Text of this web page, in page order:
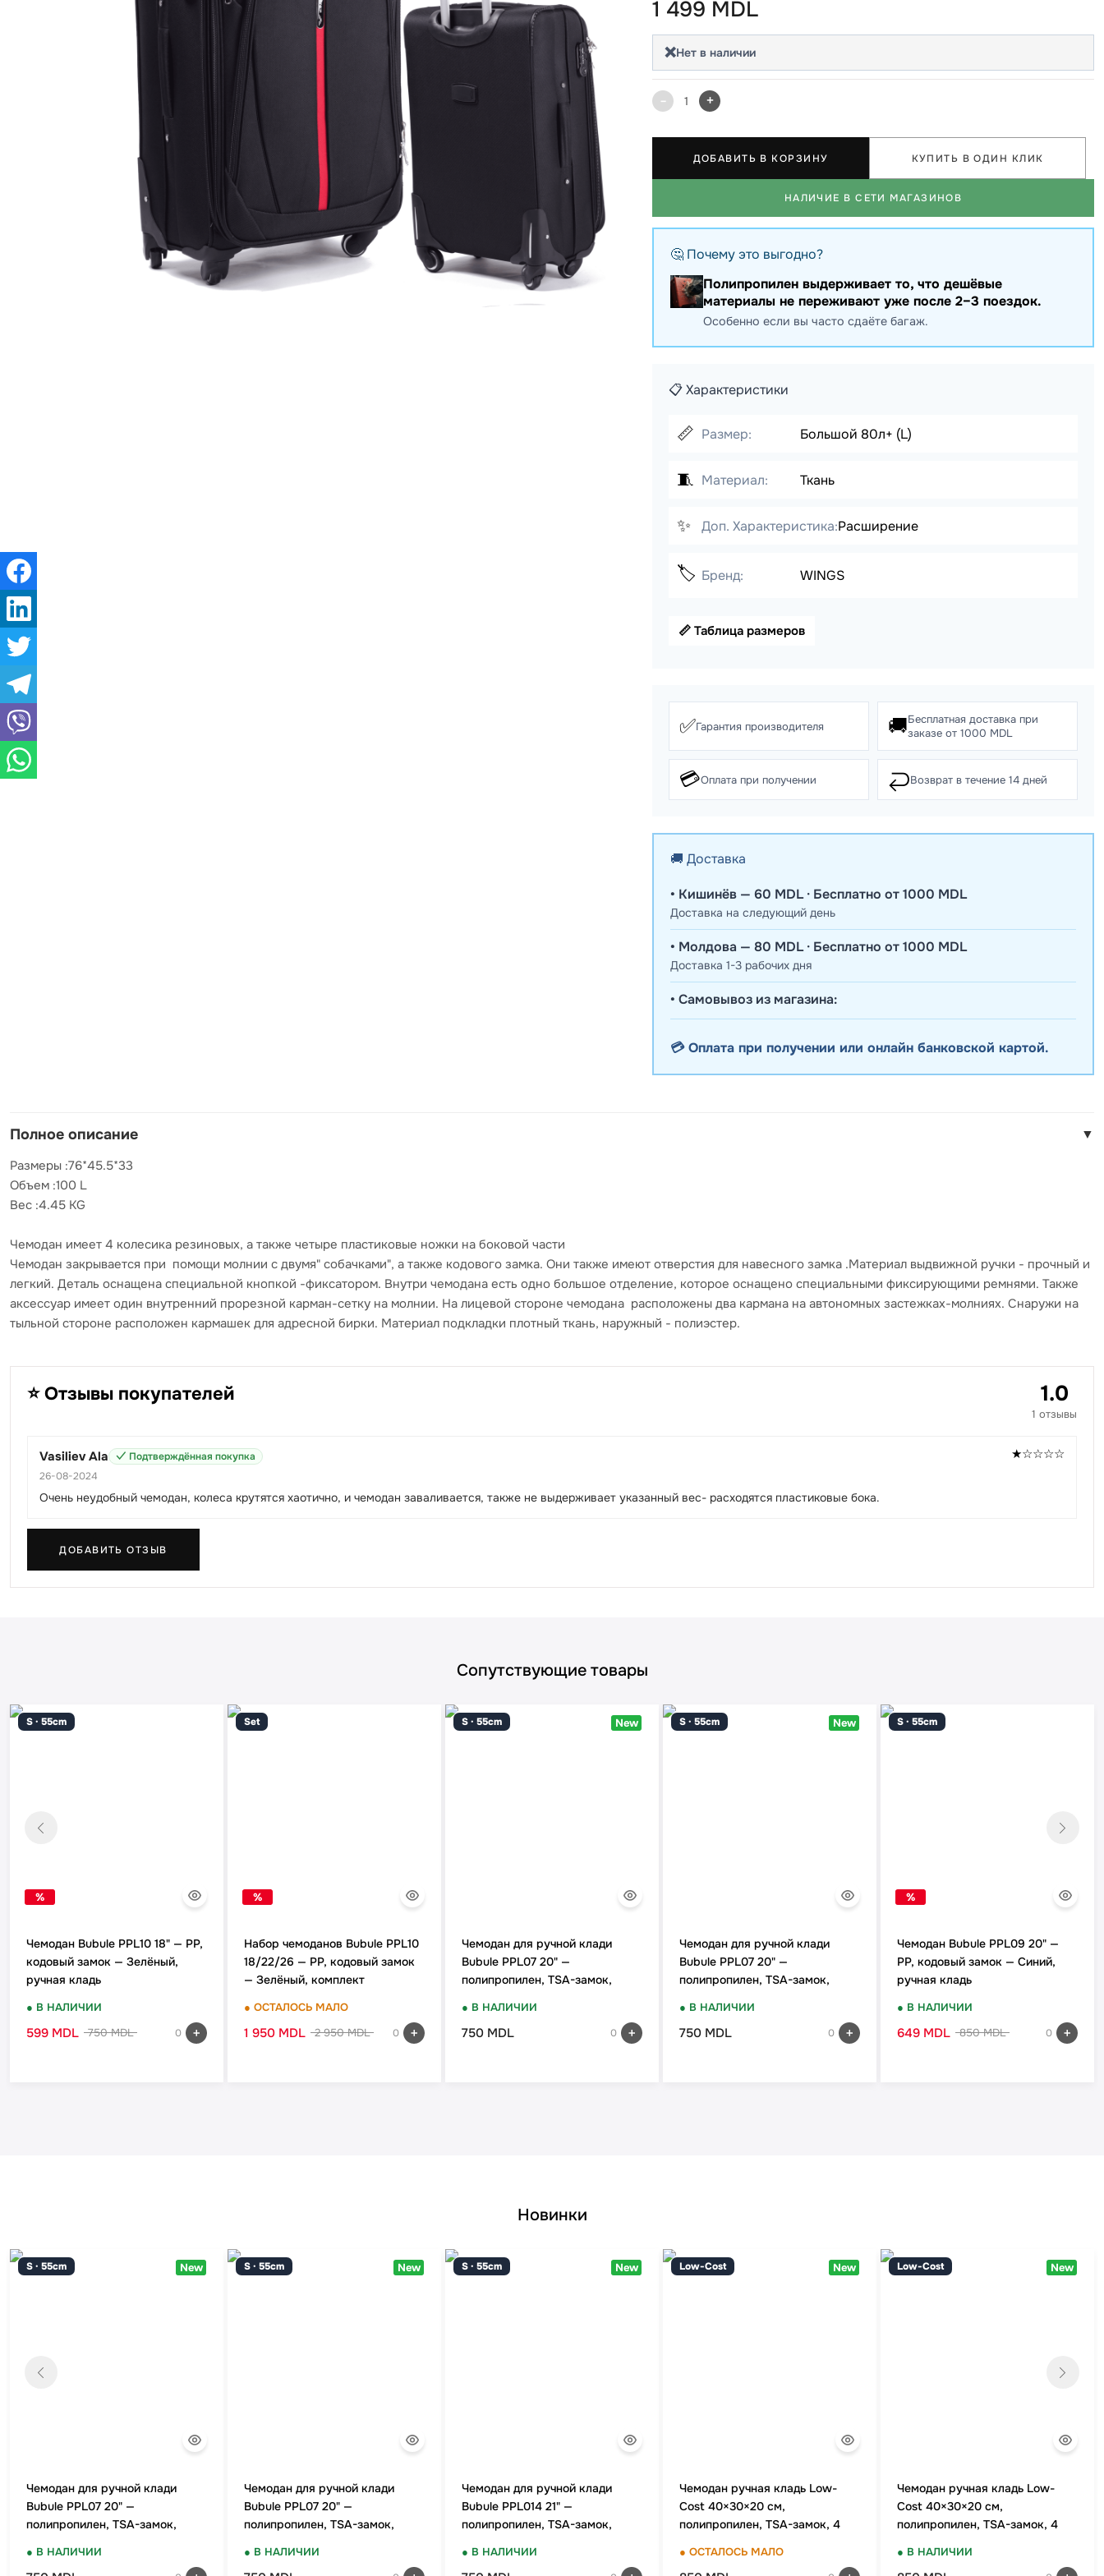
Бананки
Аксессуары для школы
Детские кошельки
1 499 MDL
❌Нет в наличии
- 1 +
ДОБАВИТЬ В КОРЗИНУ КУПИТЬ В ОДИН КЛИК
НАЛИЧИЕ В СЕТИ МАГАЗИНОВ
🤔 Почему это выгодно?
Полипропилен выдерживает то, что дешёвые
материалы не переживают уже после 2–3 поездок.
Особенно если вы часто сдаёте багаж.
📋 Характеристики
📏 Размер: Большой 80л+ (L)
🧵 Материал: Ткань
✨ Доп. Характеристика:Расширение
🏷️ Бренд: WINGS
📏 Таблица размеров
✅Гарантия производителя 🚚Бесплатная доставка при
заказе от 1000 MDL
💳Оплата при получении ↩️Возврат в течение 14 дней
🚚 Доставка
• Кишинёв — 60 MDL · Бесплатно от 1000 MDL
Доставка на следующий день
• Молдова — 80 MDL · Бесплатно от 1000 MDL
Доставка 1-3 рабочих дня
• Самовывоз из магазина:
💳 Оплата при получении или онлайн банковской картой.
Полное описание ▼
Размеры :76*45.5*33
Объем :100 L
Вес :4.45 KG
Чемодан имеет 4 колесика резиновых, а также четыре пластиковые ножки на боковой части
Чемодан закрывается при помощи молнии с двумя" собачками", а также кодового замка. Они также имеют отверстия для навесного замка .Материал выдвижной ручки - прочный и
легкий. Деталь оснащена специальной кнопкой -фиксатором. Внутри чемодана есть одно большое отделение, которое оснащено специальными фиксирующими ремнями. Также
аксессуар имеет один внутренний прорезной карман-сетку на молнии. На лицевой стороне чемодана расположены два кармана на автономных застежках-молниях. Снаружи на
тыльной стороне расположен кармашек для адресной бирки. Материал подкладки плотный ткань, наружный - полиэстер.
⭐ Отзывы покупателей 1.0
1 отзывы
Vasiliev Ala ✓ Подтверждённая покупка ★☆☆☆☆
26-08-2024
Очень неудобный чемодан, колеса крутятся хаотично, и чемодан заваливается, также не выдерживает указанный вес- расходятся пластиковые бока.
ДОБАВИТЬ ОТЗЫВ
Сопутствующие товары
S · 55cm
%
Чемодан Bubule PPL10 18" — PP,
кодовый замок — Зелёный,
ручная кладь
● В НАЛИЧИИ
599 MDL 750 MDL 0
Set
%
Набор чемоданов Bubule PPL10
18/22/26 — PP, кодовый замок
— Зелёный, комплект
● ОСТАЛОСЬ МАЛО
1 950 MDL 2 950 MDL 0
S · 55cm New
Чемодан для ручной клади
Bubule PPL07 20" —
полипропилен, TSA-замок,
● В НАЛИЧИИ
750 MDL 0
S · 55cm New
Чемодан для ручной клади
Bubule PPL07 20" —
полипропилен, TSA-замок,
● В НАЛИЧИИ
750 MDL 0
S · 55cm
%
Чемодан Bubule PPL09 20" —
PP, кодовый замок — Синий,
ручная кладь
● В НАЛИЧИИ
649 MDL 850 MDL 0
Новинки
S · 55cm New
Чемодан для ручной клади
Bubule PPL07 20" —
полипропилен, TSA-замок,
● В НАЛИЧИИ
S · 55cm New
Чемодан для ручной клади
Bubule PPL07 20" —
полипропилен, TSA-замок,
● В НАЛИЧИИ
S · 55cm New
Чемодан для ручной клади
Bubule PPL014 21" —
полипропилен, TSA-замок,
● В НАЛИЧИИ
Low-Cost New
Чемодан ручная кладь Low-
Cost 40×30×20 см,
полипропилен, TSA-замок, 4
Яблоко
● ОСТАЛОСЬ МАЛО
Low-Cost New
Чемодан ручная кладь Low-
Cost 40×30×20 см,
полипропилен, TSA-замок, 4
● В НАЛИЧИИ